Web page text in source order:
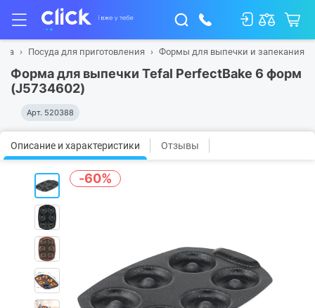
Посуда для приготовления Формы для выпечки и запекания
Форма для выпечки Tefal PerfectBake 6 форм
(J5734602)
Арт. 520388
Описание и характеристики Отзывы
-60%